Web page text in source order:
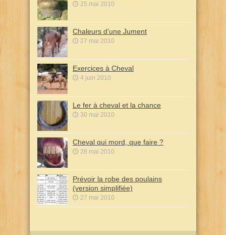
25 mai 2010
Chaleurs d’une Jument
27 mai 2010
Exercices à Cheval
4 juin 2010
Le fer à cheval et la chance
30 mai 2010
Cheval qui mord, que faire ?
28 mai 2010
Prévoir la robe des poulains
(version simplifiée)
27 mai 2010